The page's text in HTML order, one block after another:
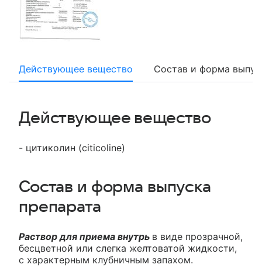
Действующее вещество Состав и форма
Действующее вещество
- цитиколин (citicoline)
Состав и форма выпуска
препарата
Раствор для приема внутрь в виде прозрачной,
бесцветной или слегка желтоватой жидкости,
с характерным клубничным запахом.